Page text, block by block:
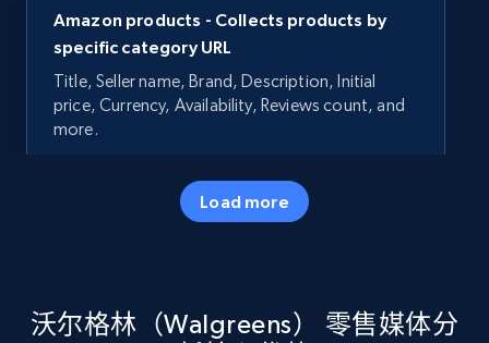
Amazon products - Collects products by
specific category URL
Title, Seller name, Brand, Description, Initial
price, Currency, Availability, Reviews count, and
more.
5.7K+
specific keywords
Load more
沃尔格林（Walgreens） 零售媒体分